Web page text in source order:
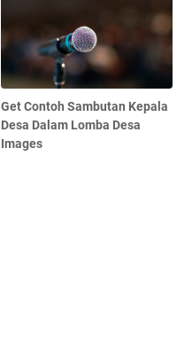
Get Contoh Sambutan Kepala
Desa Dalam Lomba Desa
Images